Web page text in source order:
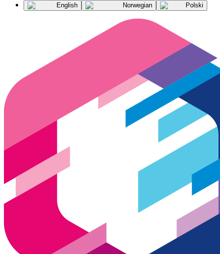
English Norwegian Polski